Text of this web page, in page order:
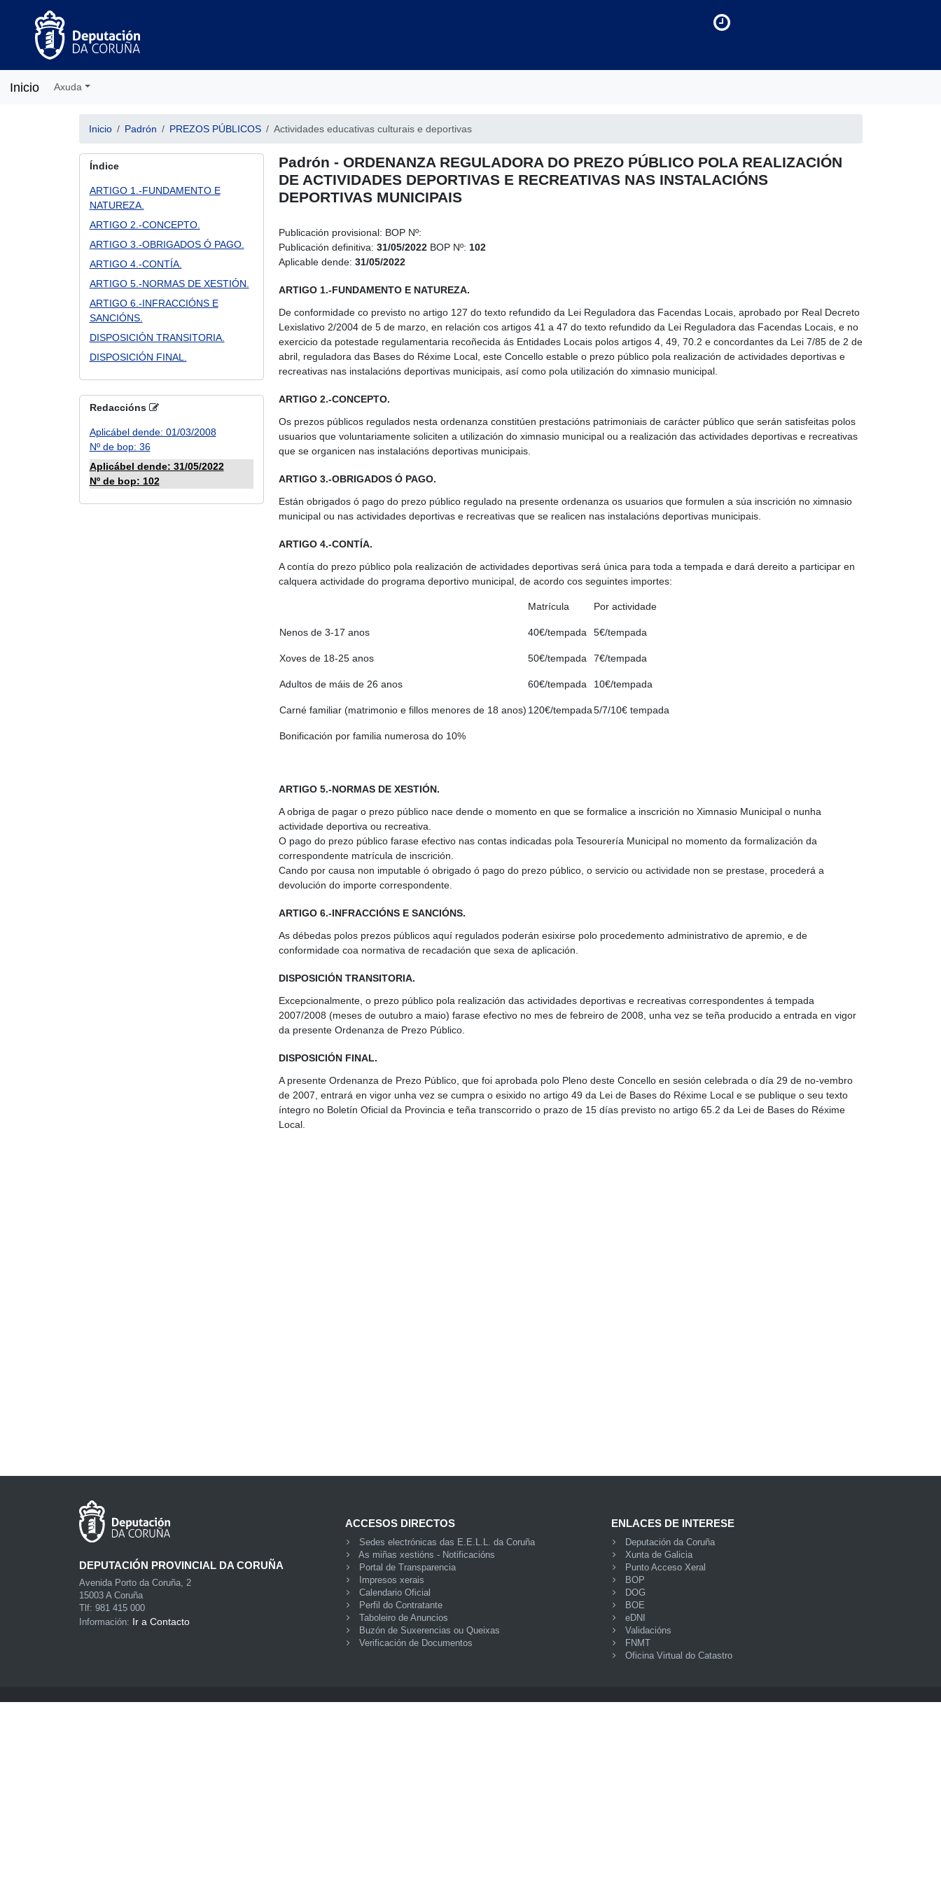
Inicio Axuda
Inicio Padrón PREZOS PÚBLICOS Actividades educativas culturais e deportivas
Índice
ARTIGO 1.-FUNDAMENTO E
NATUREZA.
ARTIGO 2.-CONCEPTO.
ARTIGO 3.-OBRIGADOS Ó PAGO.
ARTIGO 4.-CONTÍA.
ARTIGO 5.-NORMAS DE XESTIÓN.
ARTIGO 6.-INFRACCIÓNS E
SANCIÓNS.
DISPOSICIÓN TRANSITORIA.
DISPOSICIÓN FINAL.
Redaccións
Aplicábel dende: 01/03/2008
Nº de bop: 36
Aplicábel dende: 31/05/2022
Nº de bop: 102
Padrón - ORDENANZA REGULADORA DO PREZO PÚBLICO POLA REALIZACIÓN
DE ACTIVIDADES DEPORTIVAS E RECREATIVAS NAS INSTALACIÓNS
DEPORTIVAS MUNICIPAIS
Publicación provisional: BOP Nº:
Publicación definitiva: 31/05/2022 BOP Nº: 102
Aplicable dende: 31/05/2022
ARTIGO 1.-FUNDAMENTO E NATUREZA.
De conformidade co previsto no artigo 127 do texto refundido da Lei Reguladora das Facendas Locais, aprobado por Real Decreto
Lexislativo 2/2004 de 5 de marzo, en relación cos artigos 41 a 47 do texto refundido da Lei Reguladora das Facendas Locais, e no
exercicio da potestade regulamentaria recoñecida ás Entidades Locais polos artigos 4, 49, 70.2 e concordantes da Lei 7/85 de 2 de
abril, reguladora das Bases do Réxime Local, este Concello estable o prezo público pola realización de actividades deportivas e
recreativas nas instalacións deportivas municipais, así como pola utilización do ximnasio municipal.
ARTIGO 2.-CONCEPTO.
Os prezos públicos regulados nesta ordenanza constitúen prestacións patrimoniais de carácter público que serán satisfeitas polos
usuarios que voluntariamente soliciten a utilización do ximnasio municipal ou a realización das actividades deportivas e recreativas
que se organicen nas instalacións deportivas municipais.
ARTIGO 3.-OBRIGADOS Ó PAGO.
Están obrigados ó pago do prezo público regulado na presente ordenanza os usuarios que formulen a súa inscrición no ximnasio
municipal ou nas actividades deportivas e recreativas que se realicen nas instalacións deportivas municipais.
ARTIGO 4.-CONTÍA.
A contía do prezo público pola realización de actividades deportivas será única para toda a tempada e dará dereito a participar en
calquera actividade do programa deportivo municipal, de acordo cos seguintes importes:
Matrícula Por actividade
Nenos de 3-17 anos 40€/tempada 5€/tempada
Xoves de 18-25 anos 50€/tempada 7€/tempada
Adultos de máis de 26 anos 60€/tempada 10€/tempada
Carné familiar (matrimonio e fillos menores de 18 anos) 120€/tempada5/7/10€ tempada
Bonificación por familia numerosa do 10%
ARTIGO 5.-NORMAS DE XESTIÓN.
A obriga de pagar o prezo público nace dende o momento en que se formalice a inscrición no Ximnasio Municipal o nunha
actividade deportiva ou recreativa.
O pago do prezo público farase efectivo nas contas indicadas pola Tesourería Municipal no momento da formalización da
correspondente matrícula de inscrición.
Cando por causa non imputable ó obrigado ó pago do prezo público, o servicio ou actividade non se prestase, procederá a
devolución do importe correspondente.
ARTIGO 6.-INFRACCIÓNS E SANCIÓNS.
As débedas polos prezos públicos aquí regulados poderán esixirse polo procedemento administrativo de apremio, e de
conformidade coa normativa de recadación que sexa de aplicación.
DISPOSICIÓN TRANSITORIA.
Excepcionalmente, o prezo público pola realización das actividades deportivas e recreativas correspondentes á tempada
2007/2008 (meses de outubro a maio) farase efectivo no mes de febreiro de 2008, unha vez se teña producido a entrada en vigor
da presente Ordenanza de Prezo Público.
DISPOSICIÓN FINAL.
A presente Ordenanza de Prezo Público, que foi aprobada polo Pleno deste Concello en sesión celebrada o día 29 de no-vembro
de 2007, entrará en vigor unha vez se cumpra o esixido no artigo 49 da Lei de Bases do Réxime Local e se publique o seu texto
íntegro no Boletín Oficial da Provincia e teña transcorrido o prazo de 15 días previsto no artigo 65.2 da Lei de Bases do Réxime
Local.
DEPUTACIÓN PROVINCIAL DA CORUÑA
Avenida Porto da Coruña, 2
15003 A Coruña
Tlf: 981 415 000
Información: Ir a Contacto
ACCESOS DIRECTOS
Sedes electrónicas das E.E.L.L. da Coruña
As miñas xestións - Notificacións
Portal de Transparencia
Impresos xerais
Calendario Oficial
Perfil do Contratante
Taboleiro de Anuncios
Buzón de Suxerencias ou Queixas
Verificación de Documentos
ENLACES DE INTERESE
Deputación da Coruña
Xunta de Galicia
Punto Acceso Xeral
BOP
DOG
BOE
eDNI
Validacións
FNMT
Oficina Virtual do Catastro
Accesibilidade Mapa web Aviso legal Privacidade Seguridade